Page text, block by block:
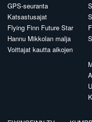
GPS-seuranta
Katsastusajat
Flying Finn Future Star
Hannu Mikkolan malja
Voittajat kautta aikojen